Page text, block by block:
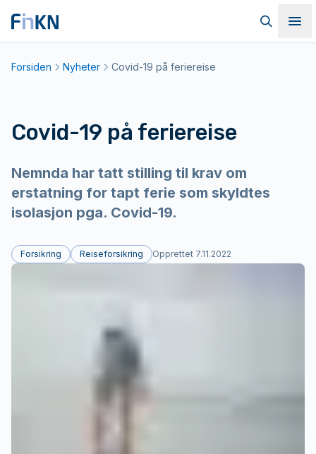
Til forsiden
Søk
Forsiden Nyheter Covid-19 på feriereise
Covid-19 på feriereise
Nemnda har tatt stilling til krav om
erstatning for tapt ferie som skyldtes
isolasjon pga. Covid-19.
Forsikring Reiseforsikring Opprettet 7.11.2022